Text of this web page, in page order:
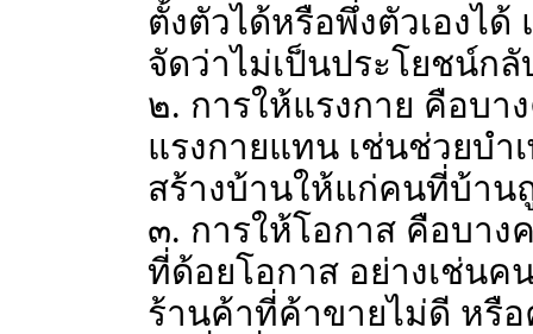
ตั้งตัวได้หรือพึ่งตัวเองไ
จัดว่าไม่เป็นประโยชน์กลั
๒. การให้แรงกาย คือบา
แรงกายแทน เช่นช่วยบ
สร้างบ้านให้แก่คนที่บ้าน
๓. การให้โอกาส คือบา
ที่ด้อยโอกาส อย่างเช่นค
ร้านค้าที่ค้าขายไม่ดี หรื